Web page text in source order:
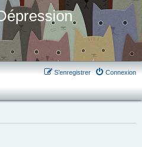
Connexion
S’enregistrer